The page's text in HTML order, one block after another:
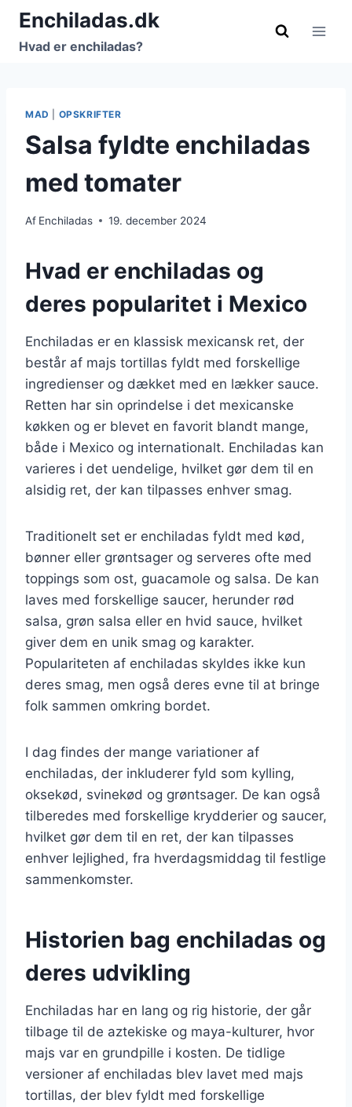
Fortsæt
indhold
Enchiladas.dk
Hvad er enchiladas?
MAD OPSKRIFTER
Salsa fyldte enchiladas
med tomater
Af Enchiladas 19. december 2024
Hvad er enchiladas og
deres popularitet i Mexico
Enchiladas er en klassisk mexicansk ret, der
består af majs tortillas fyldt med forskellige
ingredienser og dækket med en lækker sauce.
Retten har sin oprindelse i det mexicanske
køkken og er blevet en favorit blandt mange,
både i Mexico og internationalt. Enchiladas kan
varieres i det uendelige, hvilket gør dem til en
alsidig ret, der kan tilpasses enhver smag.
Traditionelt set er enchiladas fyldt med kød,
bønner eller grøntsager og serveres ofte med
toppings som ost, guacamole og salsa. De kan
laves med forskellige saucer, herunder rød
salsa, grøn salsa eller en hvid sauce, hvilket
giver dem en unik smag og karakter.
Populariteten af enchiladas skyldes ikke kun
deres smag, men også deres evne til at bringe
folk sammen omkring bordet.
I dag findes der mange variationer af
enchiladas, der inkluderer fyld som kylling,
oksekød, svinekød og grøntsager. De kan også
tilberedes med forskellige krydderier og saucer,
hvilket gør dem til en ret, der kan tilpasses
enhver lejlighed, fra hverdagsmiddag til festlige
sammenkomster.
Historien bag enchiladas og
deres udvikling
Enchiladas har en lang og rig historie, der går
tilbage til de aztekiske og maya-kulturer, hvor
majs var en grundpille i kosten. De tidlige
versioner af enchiladas blev lavet med majs
tortillas, der blev fyldt med forskellige